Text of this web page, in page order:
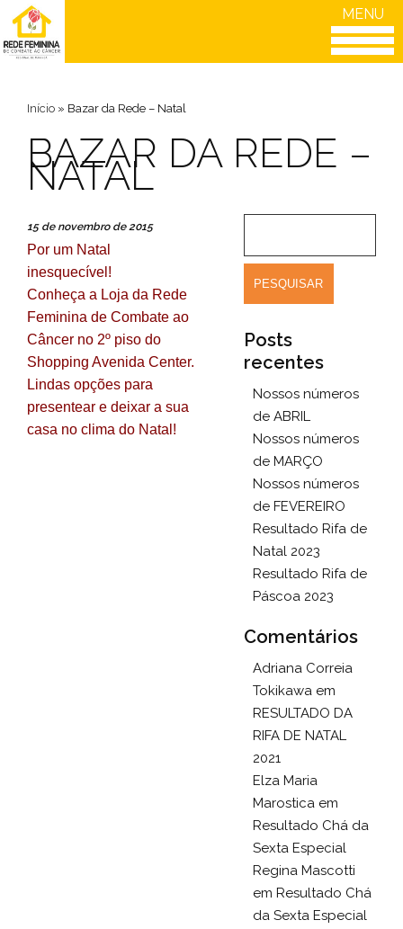
MENU
Início » Bazar da Rede – Natal
BAZAR DA REDE –
NATAL
15 de novembro de 2015
Por um Natal
inesquecível!
Conheça a Loja da Rede
Feminina de Combate ao
Câncer no 2º piso do
Shopping Avenida Center.
Lindas opções para
presentear e deixar a sua
casa no clima do Natal!
Posts
recentes
Nossos números
de ABRIL
Nossos números
de MARÇO
Nossos números
de FEVEREIRO
Resultado Rifa de
Natal 2023
Resultado Rifa de
Páscoa 2023
Comentários
Adriana Correia
Tokikawaem
RESULTADO DA
RIFA DE NATAL
2021
Elza Maria
Marosticaem
Resultado Chá da
Sexta Especial
Regina Mascotti
em Resultado Chá
da Sexta Especial